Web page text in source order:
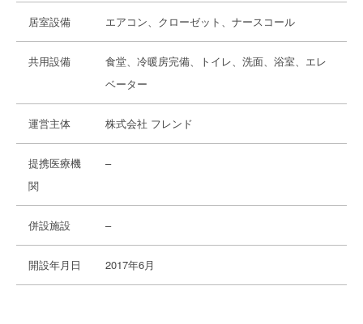
居室設備 エアコン、クローゼット、ナースコール
共用設備
食堂、冷暖房完備、トイレ、洗面、浴室、エレ
ベーター
運営主体 株式会社 フレンド
提携医療機
関
–
併設施設 –
開設年月日 2017年6月